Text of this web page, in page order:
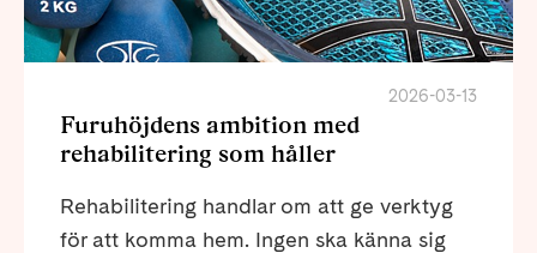
2026-03-13
Furuhöjdens ambition med
rehabilitering som håller
Rehabilitering handlar om att ge verktyg
för att komma hem. Ingen ska känna sig